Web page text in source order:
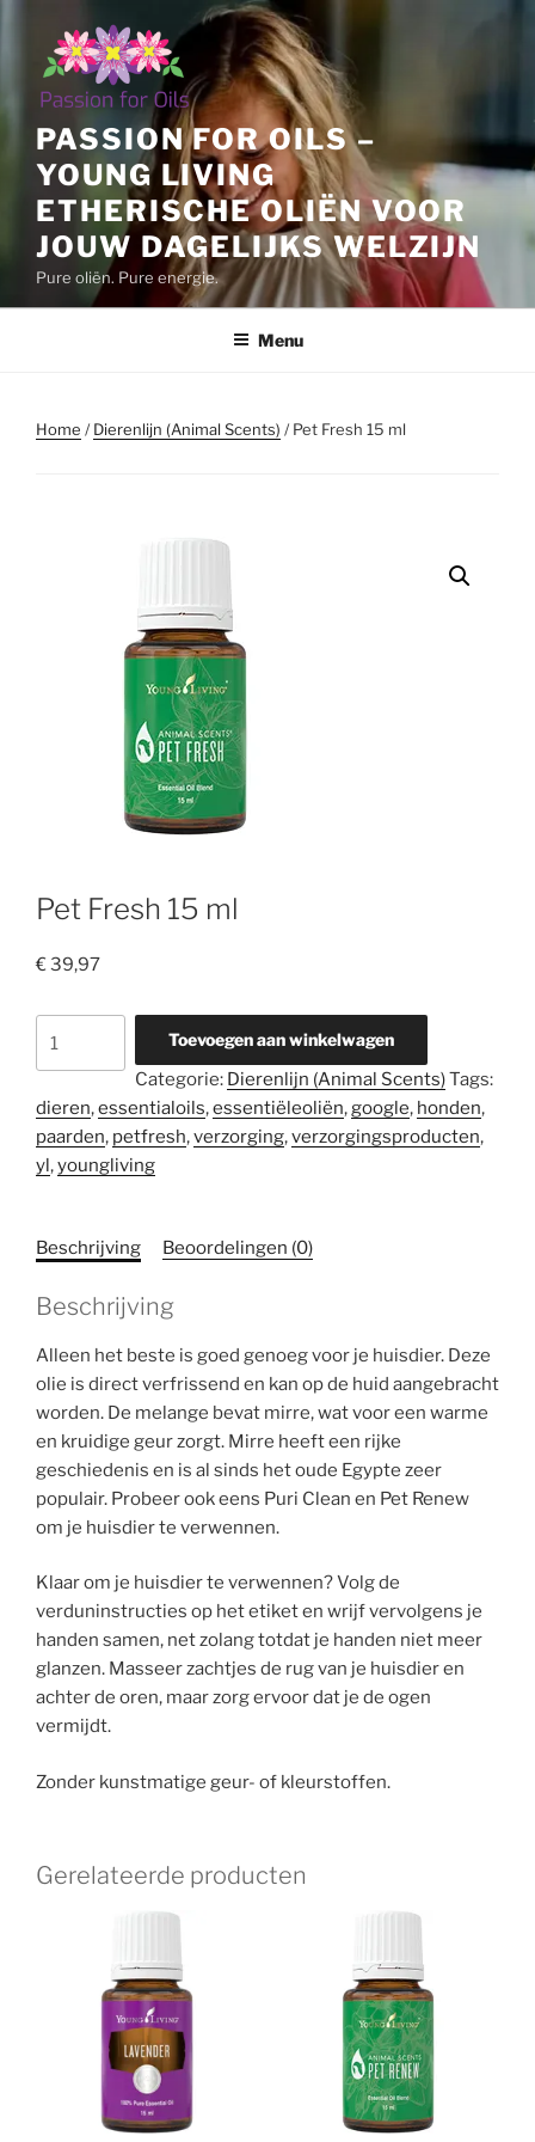
inhoud
PASSION FOR OILS –
YOUNG LIVING
ETHERISCHE OLIËN VOOR
JOUW DAGELIJKS WELZIJN
Pure oliën. Pure energie.
Menu
Home /Dierenlijn (Animal Scents) / Pet Fresh 15 ml
Pet Fresh 15 ml
€39,97
ml
aantal
Toevoegen aan winkelwagen
Categorie: Dierenlijn (Animal Scents)Tags:
dieren,essentialoils,essentiëleoliën,google, honden,
paarden, petfresh,verzorging,verzorgingsproducten,
yl ,youngliving
Beschrijving Beoordelingen (0)
Beschrijving
Alleen het beste is goed genoeg voor je huisdier. Deze
olie is direct verfrissend en kan op de huid aangebracht
worden. De melange bevat mirre, wat voor een warme
en kruidige geur zorgt. Mirre heeft een rijke
geschiedenis en is al sinds het oude Egypte zeer
populair. Probeer ook eens Puri Clean en Pet Renew
om je huisdier te verwennen.
Klaar om je huisdier te verwennen? Volg de
verduninstructies op het etiket en wrijf vervolgens je
handen samen, net zolang totdat je handen niet meer
glanzen. Masseer zachtjes de rug van je huisdier en
achter de oren, maar zorg ervoor dat je de ogen
vermijdt.
Zonder kunstmatige geur- of kleurstoffen.
Gerelateerde producten